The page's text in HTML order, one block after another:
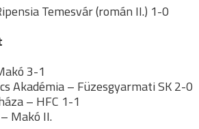
Temesvár (román II.) 1-0
3-1
Akadémia – Füzesgyarmati SK 2-0
– HFC 1-1
Makó II.